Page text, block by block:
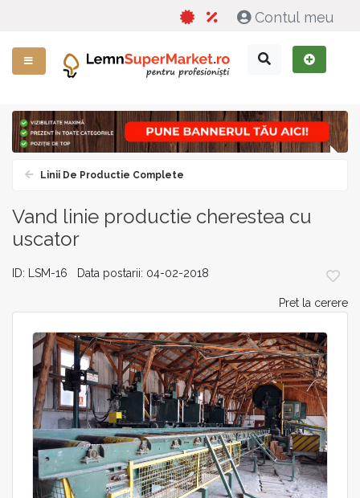
Contul meu
Linii De Productie Complete
Vand linie productie cherestea cu
uscator
ID: LSM-16 Data postarii: 04-02-2018
Pret la cerere